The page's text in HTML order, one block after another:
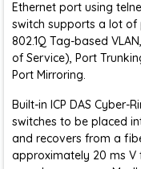
Ethernet port using
switch supports a lot of
802.1Q Tag-based
of Service), Port
Port Mirroring.
Built-in ICP DAS Cyber-
switches to be placed
and recovers from a
approximately 20 ms